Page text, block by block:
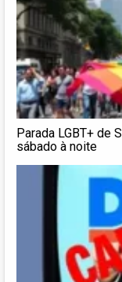
Parada LGBT+ de
sábado à noite